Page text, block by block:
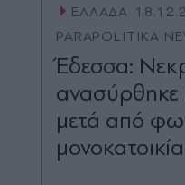
ΕΛΛΑΔΑ
PARAPOLITIKA
Έδεσσα:
ανασύρθηκε
μετά από
μονοκατοικία